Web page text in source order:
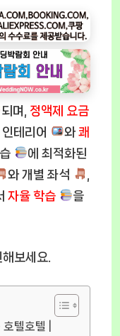
되며, 정액제 요금
테리어 와쾌
에 최적화된
와 개별 좌석
자율 학습
을
보세요.
호텔호텔 |